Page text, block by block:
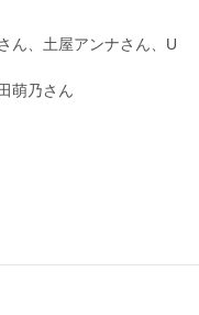
ん、土屋アンナさん、U
萌乃さん